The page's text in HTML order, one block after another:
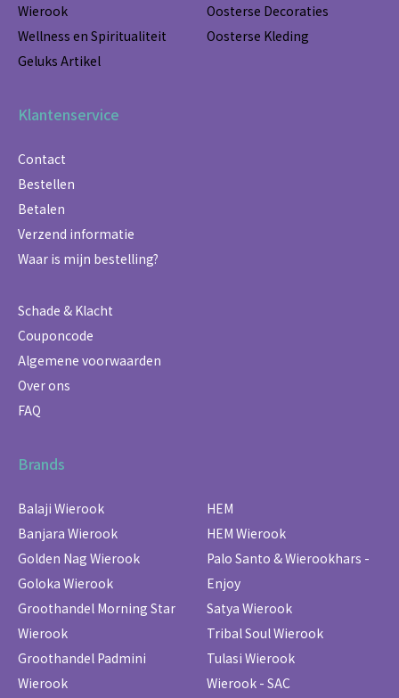
Wierook
Wellness en Spiritualiteit
Geluks Artikel
Oosterse Decoraties
Oosterse Kleding
Klantenservice
Contact
Bestellen
Betalen
Verzend informatie
Waar is mijn bestelling?
Schade & Klacht
Couponcode
Algemene voorwaarden
Over ons
FAQ
Brands
Balaji Wierook
Banjara Wierook
Golden Nag Wierook
Goloka Wierook
Groothandel Morning Star
Wierook
Groothandel Padmini
Wierook
HEM
HEM Wierook
Palo Santo & Wierookhars -
Enjoy
Satya Wierook
Tribal Soul Wierook
Tulasi Wierook
Wierook - SAC